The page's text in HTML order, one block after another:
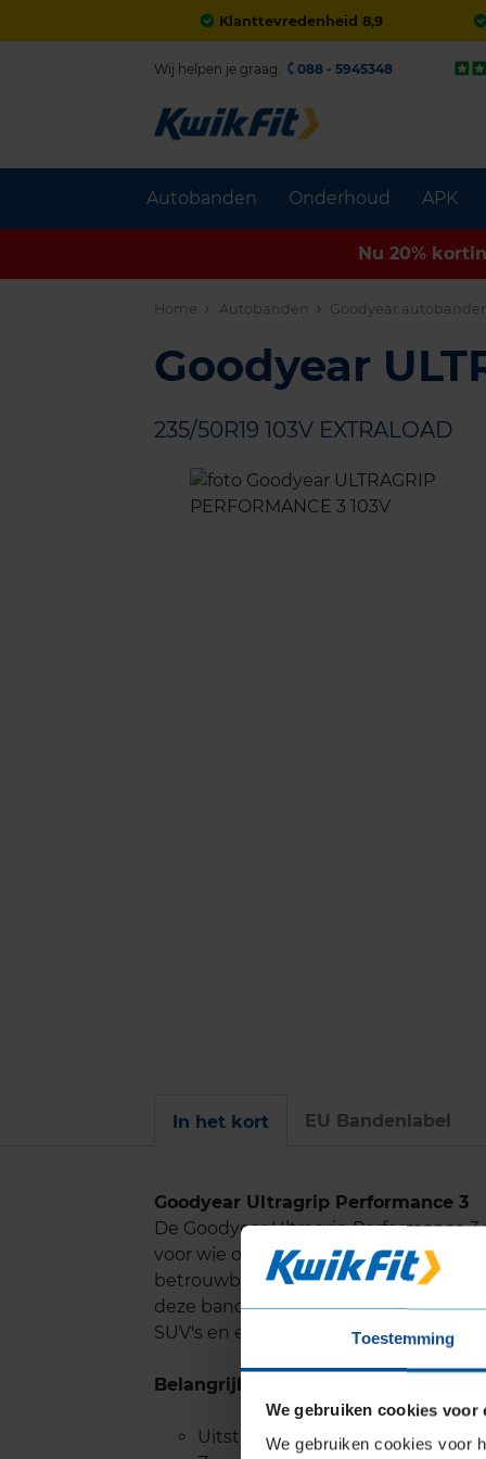
Toestemming
We gebruiken cookies voor
We gebruiken cookies voor
Klanttevredenheid 8,9
Autobanden Onderhoud APK
Wij helpen je graag. 088 - 5945348
Nu 20%
Home Autobanden Goodyear
Goodyear
235/50R19 103V EXTRALOAD
In het kort EU Bandenlabel
Goodyear Ultragrip Performance 3
De Goodyear Ultragrip Performance
voor wie optimale winterprestaties
betrouwbare handling en tractie
deze band een ideale keuze maakt
SUV's en elektrische auto's.
Belangrijke eigenschappen
Uitstekende grip op sneeuw,